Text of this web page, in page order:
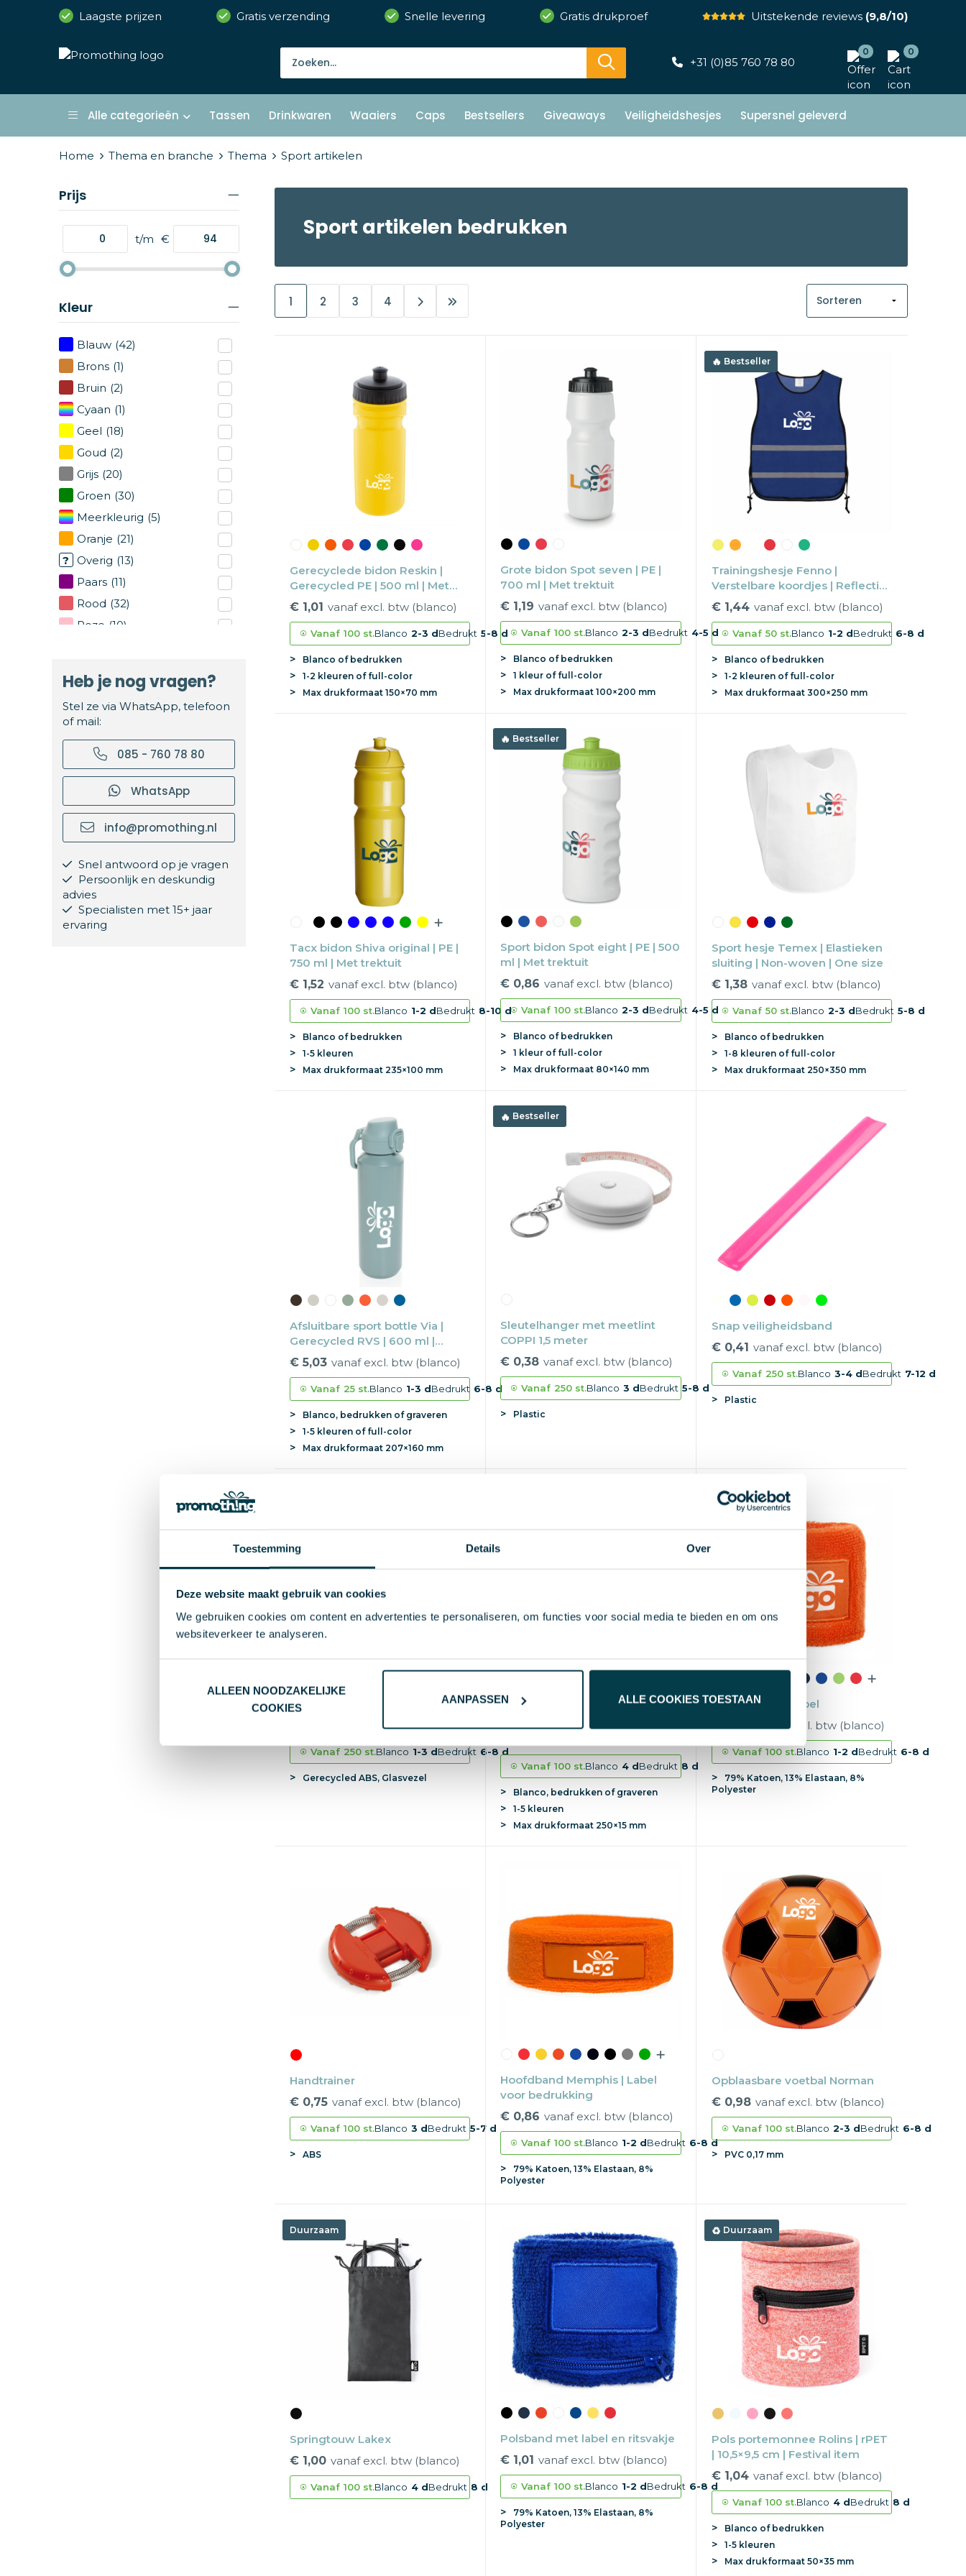
Toestemming Details Over
Deze website maakt gebruik van cookies
We gebruiken cookies om content en advertenties te personaliseren, om functies voor social media te bieden en om ons
websiteverkeer te analyseren.
ALLEEN NOODZAKELIJKE
COOKIES
AANPASSEN ALLE COOKIES TOESTAAN
Laagste prijzen Gratis verzending Snelle levering Gratis drukproef Uitstekende reviews(9,8/10)
+31 (0)85 760 78 80
0 0
Alle categorieën Tassen Drinkwaren Waaiers Caps Bestsellers Giveaways Veiligheidshesjes Supersnel geleverd
Home Thema en branche Thema Sport artikelen
Prijs
t/m €
Kleur
Blauw (42)
Brons (1)
Bruin (2)
Cyaan (1)
Geel (18)
Goud (2)
Grijs (20)
Groen (30)
Meerkleurig (5)
Oranje (21)
Overig (13)
Paars (11)
Rood (32)
Roze (10)
Zilver (6)
Zwart (58)
Heb je nog vragen?
Stel ze via WhatsApp, telefoon
of mail:
085 - 760 78 80
WhatsApp
info@promothing.nl
Snel antwoord op je vragen
Persoonlijk en deskundig
advies
Specialisten met 15+ jaar
ervaring
Sport artikelen bedrukken
1 2 3 4
Gerecyclede bidon Reskin |
Gerecycled PE | 500 ml | Met
trektuit
€ 1,01 vanaf excl. btw (blanco)
Vanaf 100 st.Blanco 2-3 dBedrukt 5-8 d
Blanco of bedrukken
1-2 kleuren of full-color
Max drukformaat 150×70 mm
Grote bidon Spot seven | PE |
700 ml | Met trektuit
€ 1,19 vanaf excl. btw (blanco)
Vanaf 100 st.Blanco 2-3 dBedrukt 4-5 d
Blanco of bedrukken
1 kleur of full-color
Max drukformaat100×200 mm
Bestseller
Trainingshesje Fenno |
Verstelbare koordjes | Reflectie |
One size
€ 1,44 vanaf excl. btw (blanco)
Vanaf 50 st.Blanco 1-2 dBedrukt 6-8 d
Blanco of bedrukken
1-2 kleuren of full-color
Max drukformaat 300×250 mm
Tacx bidon Shiva original | PE |
750 ml | Met trektuit
€ 1,52 vanaf excl. btw (blanco)
Vanaf 100 st.Blanco 1-2 dBedrukt 8-10 d
Blanco of bedrukken
1-5 kleuren
Max drukformaat 235×100 mm
Bestseller
Sport bidon Spot eight | PE | 500
ml | Met trektuit
€ 0,86 vanaf excl. btw (blanco)
Vanaf 100 st.Blanco 2-3 dBedrukt 4-5 d
Blanco of bedrukken
1 kleur of full-color
Max drukformaat 80×140 mm
Sport hesje Temex | Elastieken
sluiting | Non-woven | One size
€ 1,38 vanaf excl. btw (blanco)
Vanaf 50 st.Blanco 2-3 dBedrukt 5-8 d
Blanco of bedrukken
1-8 kleuren of full-color
Max drukformaat 250×350 mm
Afsluitbare sport bottle Via |
Gerecycled RVS | 600 ml |
Lekvrij
€ 5,03 vanaf excl. btw (blanco)
Vanaf 25 st.Blanco 1-3 dBedrukt 6-8 d
Blanco, bedrukken of graveren
1-5 kleuren of full-color
Max drukformaat 207×160 mm
Bestseller
Sleutelhanger met meetlint
COPPI 1,5 meter
€ 0,38 vanaf excl. btw (blanco)
Vanaf 250 st.Blanco 3 dBedrukt 5-8 d
Plastic
Snap veiligheidsband
€ 0,41 vanaf excl. btw (blanco)
Vanaf 250 st.Blanco 3-4 dBedrukt 7-12 d
Plastic
RCS gerecycled plastic meetlint
vanaf excl. btw (blanco)
Vanaf 250 st.Blanco 1-3 dBedrukt 6-8 d
Gerecycled ABS, Glasvezel
Medaille keycord Gussy | Ø 5 cm
Vanaf 100 st.Blanco 4 dBedrukt 8 d
Blanco, bedrukken of graveren
1-5 kleuren
Max drukformaat250×15 mm
Bestseller
Polsband met label
vanaf excl. btw (blanco)
Vanaf 100 st.Blanco 1-2 dBedrukt 6-8 d
79% Katoen, 13% Elastaan, 8%
Polyester
Handtrainer
€ 0,75 vanaf excl. btw (blanco)
Vanaf 100 st.Blanco 3 dBedrukt 5-7 d
ABS
Hoofdband Memphis | Label
voor bedrukking
€ 0,86 vanaf excl. btw (blanco)
Vanaf 100 st.Blanco 1-2 dBedrukt 6-8 d
79% Katoen, 13% Elastaan, 8%
Polyester
Opblaasbare voetbal Norman
€ 0,98 vanaf excl. btw (blanco)
Vanaf 100 st.Blanco 2-3 dBedrukt 6-8 d
PVC 0,17 mm
Duurzaam
Springtouw Lakex
€ 1,00 vanaf excl. btw (blanco)
Vanaf 100 st.Blanco 4 dBedrukt 8 d
Polsband met label en ritsvakje
€ 1,01 vanaf excl. btw (blanco)
Vanaf 100 st.Blanco 1-2 dBedrukt 6-8 d
79% Katoen, 13% Elastaan, 8%
Polyester
Duurzaam
Pols portemonnee Rolins | rPET
| 10,5×9,5 cm | Festival item
€ 1,04 vanaf excl. btw (blanco)
Vanaf 100 st.Blanco 4 dBedrukt 8 d
Blanco of bedrukken
1-5 kleuren
Max drukformaat 50×35 mm